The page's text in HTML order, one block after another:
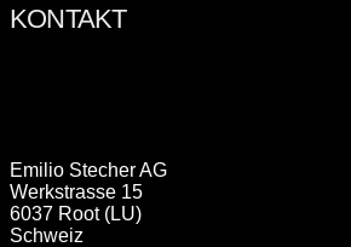
Emilio Stecher AG
Werkstrasse 15
6037 Root (LU)
Schweiz